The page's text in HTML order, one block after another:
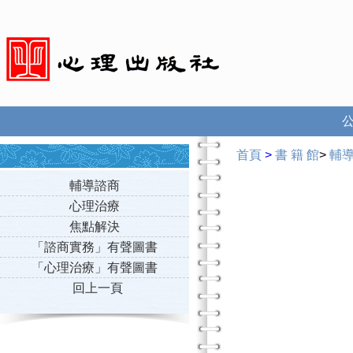
輔導諮商
心理治療
焦點解決
「諮商實務」有聲圖書
「心理治療」有聲圖書
回上一頁
首頁 > 書 籍 館> 輔